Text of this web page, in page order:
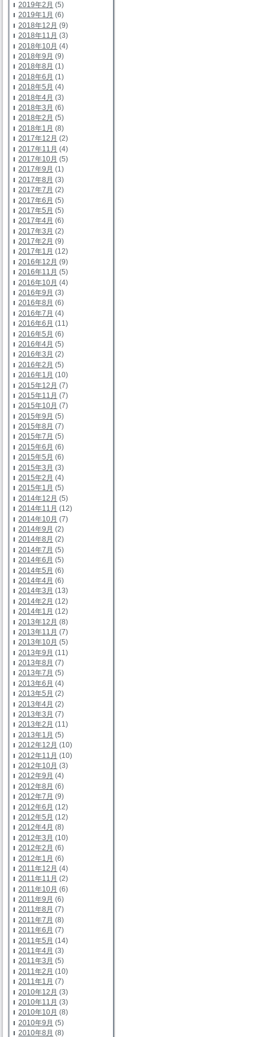
2019年2月 (5)
2019年1月 (6)
2018年12月 (9)
2018年11月 (3)
2018年10月 (4)
2018年9月 (9)
2018年8月 (1)
2018年6月 (1)
2018年5月 (4)
2018年4月 (3)
2018年3月 (6)
2018年2月 (5)
2018年1月 (8)
2017年12月 (2)
2017年11月 (4)
2017年10月 (5)
2017年9月 (1)
2017年8月 (3)
2017年7月 (2)
2017年6月 (5)
2017年5月 (5)
2017年4月 (6)
2017年3月 (2)
2017年2月 (9)
2017年1月 (12)
2016年12月 (9)
2016年11月 (5)
2016年10月 (4)
2016年9月 (3)
2016年8月 (6)
2016年7月 (4)
2016年6月 (11)
2016年5月 (6)
2016年4月 (5)
2016年3月 (2)
2016年2月 (5)
2016年1月 (10)
2015年12月 (7)
2015年11月 (7)
2015年10月 (7)
2015年9月 (5)
2015年8月 (7)
2015年7月 (5)
2015年6月 (6)
2015年5月 (6)
2015年3月 (3)
2015年2月 (4)
2015年1月 (5)
2014年12月 (5)
2014年11月 (12)
2014年10月 (7)
2014年9月 (2)
2014年8月 (2)
2014年7月 (5)
2014年6月 (5)
2014年5月 (6)
2014年4月 (6)
2014年3月 (13)
2014年2月 (12)
2014年1月 (12)
2013年12月 (8)
2013年11月 (7)
2013年10月 (5)
2013年9月 (11)
2013年8月 (7)
2013年7月 (5)
2013年6月 (4)
2013年5月 (2)
2013年4月 (2)
2013年3月 (7)
2013年2月 (11)
2013年1月 (5)
2012年12月 (10)
2012年11月 (10)
2012年10月 (3)
2012年9月 (4)
2012年8月 (6)
2012年7月 (9)
2012年6月 (12)
2012年5月 (12)
2012年4月 (8)
2012年3月 (10)
2012年2月 (6)
2012年1月 (6)
2011年12月 (4)
2011年11月 (2)
2011年10月 (6)
2011年9月 (6)
2011年8月 (7)
2011年7月 (8)
2011年6月 (7)
2011年5月 (14)
2011年4月 (3)
2011年3月 (5)
2011年2月 (10)
2011年1月 (7)
2010年12月 (3)
2010年11月 (3)
2010年10月 (8)
2010年9月 (5)
2010年8月 (8)